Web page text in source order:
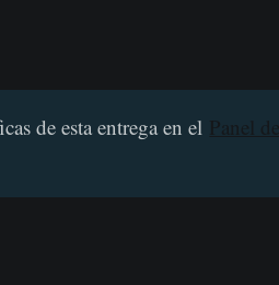
de esta entrega en el Panel